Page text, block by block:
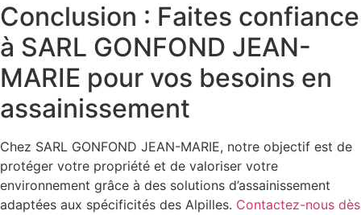
Conclusion : Faites confiance
à SARL GONFOND JEAN-
MARIE pour vos besoins en
assainissement
Chez SARL GONFOND JEAN-MARIE, notre objectif est de
protéger votre propriété et de valoriser votre
environnement grâce à des solutions d’assainissement
adaptées aux spécificités des Alpilles. Contactez-nous dès